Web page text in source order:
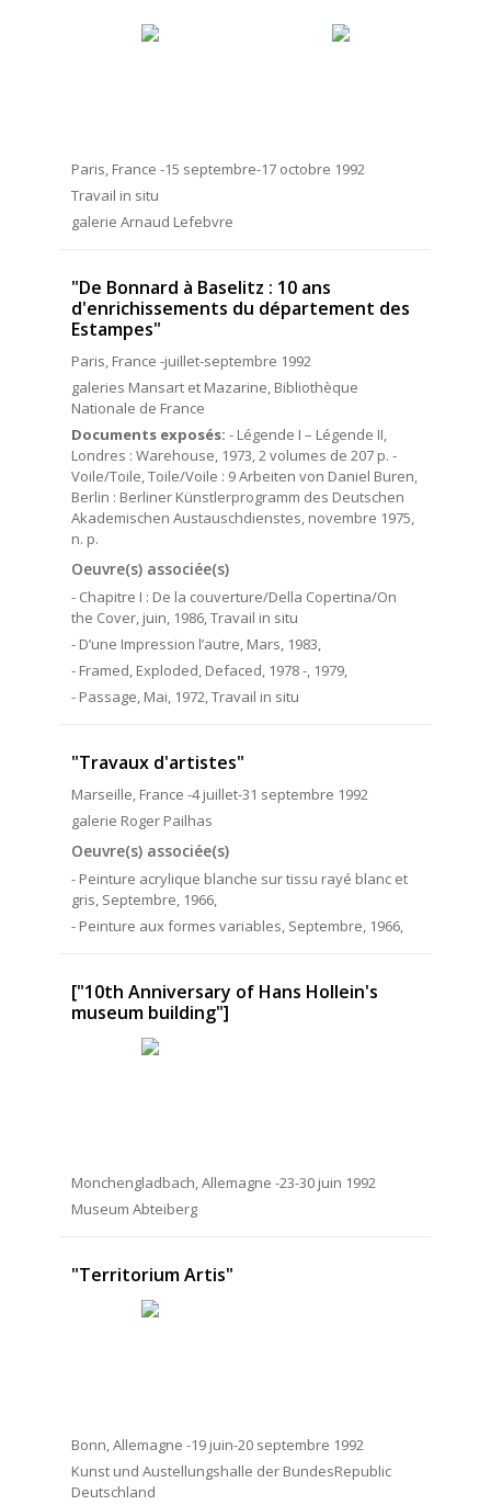
Paris, France -15 septembre-17 octobre 1992
Travail in situ
galerie Arnaud Lefebvre
"De Bonnard à Baselitz : 10 ans
d'enrichissements du département des
Estampes"
Paris, France -juillet-septembre 1992
galeries Mansart et Mazarine, Bibliothèque
Nationale de France
Documents exposés: - Légende I – Légende II,
Londres : Warehouse, 1973, 2 volumes de 207 p. -
Voile/Toile, Toile/Voile : 9 Arbeiten von Daniel Buren,
Berlin : Berliner Künstlerprogramm des Deutschen
Akademischen Austauschdienstes, novembre 1975,
n. p.
Oeuvre(s) associée(s)
- Chapitre I : De la couverture/Della Copertina/On
the Cover, juin, 1986, Travail in situ
- D’une Impression l’autre, Mars, 1983,
- Framed, Exploded, Defaced, 1978 -, 1979,
- Passage, Mai, 1972, Travail in situ
"Travaux d'artistes"
Marseille, France -4 juillet-31 septembre 1992
galerie Roger Pailhas
Oeuvre(s) associée(s)
- Peinture acrylique blanche sur tissu rayé blanc et
gris, Septembre, 1966,
- Peinture aux formes variables, Septembre, 1966,
["10th Anniversary of Hans Hollein's
museum building"]
Monchengladbach, Allemagne -23-30 juin 1992
Museum Abteiberg
"Territorium Artis"
Bonn, Allemagne -19 juin-20 septembre 1992
Kunst und Austellungshalle der BundesRepublic
Deutschland